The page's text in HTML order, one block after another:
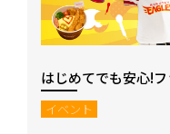
はじめてでも安心!
イベント